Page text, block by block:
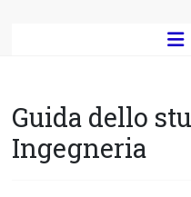
degli
Studi
Guida dello
Ingegneria